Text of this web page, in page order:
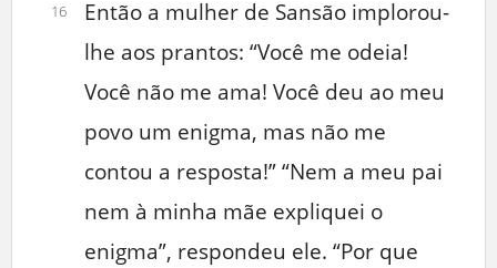
16
Então a mulher de Sansão implorou-
lhe aos prantos: “Você me odeia!
Você não me ama! Você deu ao meu
povo um enigma, mas não me
contou a resposta!” “Nem a meu pai
nem à minha mãe expliquei o
enigma”, respondeu ele. “Por que